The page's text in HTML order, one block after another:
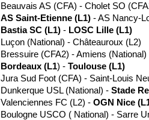
Beauvais AS (CFA) - Cholet SO
AS Saint-Etienne (L1) - AS Nancy-
Bastia SC (L1) - LOSC Lille (L1)
Luçon (National) - Châteauroux (L2)
Bressuire (CFA2) - Amiens (National)
Bordeaux (L1) - Toulouse (L1)
Jura Sud Foot (CFA) - Saint-Louis
Dunkerque USL (National) - Stade
Valenciennes FC (L2) - OGN Nice
Boulogne USCO ( National) - Sarre